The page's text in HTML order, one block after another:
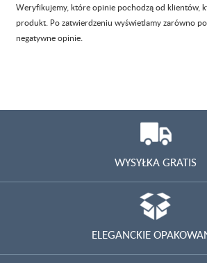
Weryfikujemy, które opinie pochodzą od klientów,
produkt. Po zatwierdzeniu wyświetlamy zarówno
negatywne opinie.
WYSYŁKA GRATIS
ELEGANCKIE